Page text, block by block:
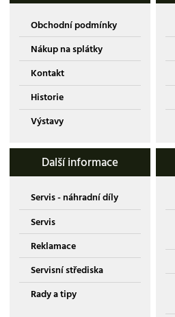
Obchodní podmínky
Nákup na splátky
Kontakt
Historie
Výstavy
Další informace
Servis - náhradní díly
Servis
Reklamace
Servisní střediska
Rady a tipy